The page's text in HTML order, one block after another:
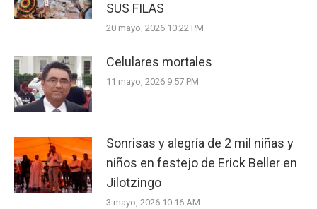
SUS FILAS
20 mayo, 2026 10:22 PM
Celulares mortales
11 mayo, 2026 9:57 PM
Sonrisas y alegría de 2 mil niñas y
niños en festejo de Erick Beller en
Jilotzingo
3 mayo, 2026 10:16 AM